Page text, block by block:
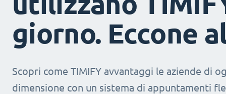
giorno. Eccone
Scopri come TIMIFY avvantaggi le aziende di
dimensione con un sistema di appuntamenti